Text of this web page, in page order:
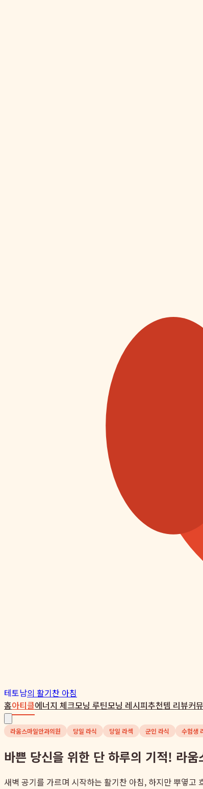
테토남의 활기찬 아침
홈아티클에너지 체크모닝 루틴모닝 레시피추천템 리뷰커
라움스마일안과의원 당일 라식 당일 라섹 군인 라식 수험생
바쁜 당신을 위한 단 하루의 기적! 라
새벽 공기를 가르며 시작하는 활기찬 아침, 하지만 뿌옇고